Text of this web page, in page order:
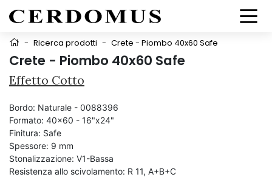
- Ricerca prodotti - Crete - Piombo 40x60 Safe
Crete - Piombo 40x60 Safe
Effetto Cotto
Bordo: Naturale - 0088396
Formato: 40x60 - 16"x24"
Finitura: Safe
Spessore: 9 mm
Stonalizzazione: V1-Bassa
Resistenza allo scivolamento: R 11, A+B+C